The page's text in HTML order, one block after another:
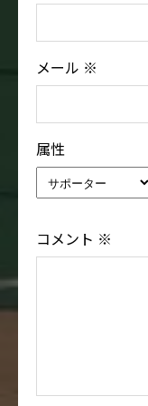
メール ※
属性
コメント ※